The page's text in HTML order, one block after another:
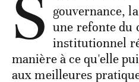
S gouvernance,
une refonte du
institutionnel
manière à ce qu'elle
aux meilleures